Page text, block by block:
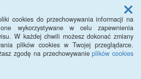
cookies do przechowywania informacji na
wykorzystywane w celu zapewnienia
W każdej chwili możesz dokonać zmiany
plików cookies w Twojej przeglądarce.
zgodę na przechowywanieplików cookies
Menu
Miejski